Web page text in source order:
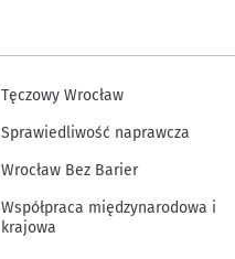
Tęczowy Wrocław
Sprawiedliwość naprawcza
Wrocław Bez Barier
Współpraca międzynarodowa i
krajowa